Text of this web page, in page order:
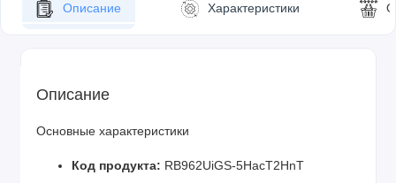
Описание Характеристики
Описание
Основные характеристики
Код продукта: RB962UiGS-5HacT2HnT